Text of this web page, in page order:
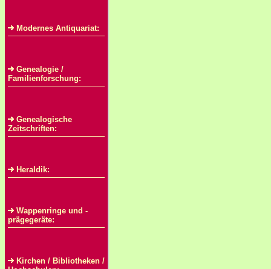
Modernes Antiquariat:
Genealogie /
Familienforschung:
Genealogische
Zeitschriften:
Heraldik:
Wappenringe und -
prägegeräte:
Kirchen / Bibliotheken /